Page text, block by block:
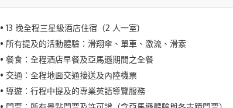
• 13 晚全程三星級酒店住宿（2 人一室)
• 所有提及的活動體驗：滑翔傘、單車、激流、滑索
• 餐食：全程酒店早餐及亞馬遜期間之全餐
• 交通：全程地面交通接送及內陸機票
• 導遊：行程中提及的專業英語導覽服務